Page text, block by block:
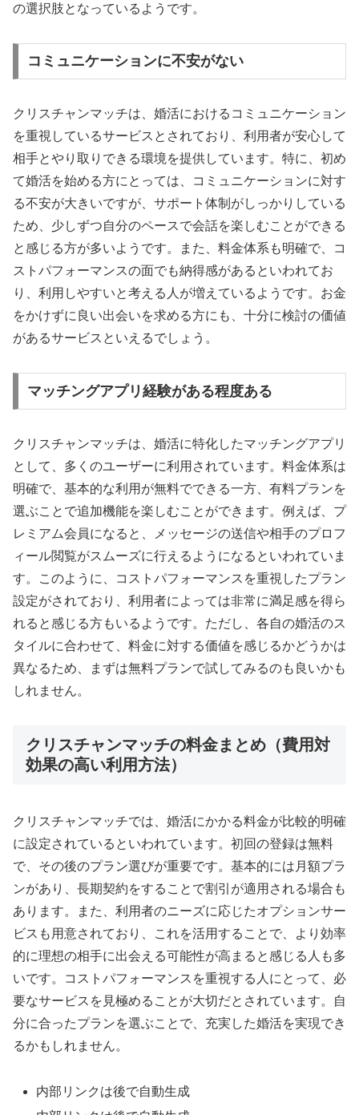
の選択肢となっているようです。
コミュニケーションに不安がない
クリスチャンマッチは、婚活におけるコミュニケーション
を重視しているサービスとされており、利用者が安心して
相手とやり取りできる環境を提供しています。特に、初め
て婚活を始める方にとっては、コミュニケーションに対す
る不安が大きいですが、サポート体制がしっかりしている
ため、少しずつ自分のペースで会話を楽しむことができる
と感じる方が多いようです。また、料金体系も明確で、コ
ストパフォーマンスの面でも納得感があるといわれてお
り、利用しやすいと考える人が増えているようです。お金
をかけずに良い出会いを求める方にも、十分に検討の価値
があるサービスといえるでしょう。
マッチングアプリ経験がある程度ある
クリスチャンマッチは、婚活に特化したマッチングアプリ
として、多くのユーザーに利用されています。料金体系は
明確で、基本的な利用が無料でできる一方、有料プランを
選ぶことで追加機能を楽しむことができます。例えば、プ
レミアム会員になると、メッセージの送信や相手のプロフ
ィール閲覧がスムーズに行えるようになるといわれていま
す。このように、コストパフォーマンスを重視したプラン
設定がされており、利用者によっては非常に満足感を得ら
れると感じる方もいるようです。ただし、各自の婚活のス
タイルに合わせて、料金に対する価値を感じるかどうかは
異なるため、まずは無料プランで試してみるのも良いかも
しれません。
クリスチャンマッチの料金まとめ（費用対
効果の高い利用方法）
クリスチャンマッチでは、婚活にかかる料金が比較的明確
に設定されているといわれています。初回の登録は無料
で、その後のプラン選びが重要です。基本的には月額プラ
ンがあり、長期契約をすることで割引が適用される場合も
あります。また、利用者のニーズに応じたオプションサー
ビスも用意されており、これを活用することで、より効率
的に理想の相手に出会える可能性が高まると感じる人も多
いです。コストパフォーマンスを重視する人にとって、必
要なサービスを見極めることが大切だとされています。自
分に合ったプランを選ぶことで、充実した婚活を実現でき
るかもしれません。
内部リンクは後で自動生成